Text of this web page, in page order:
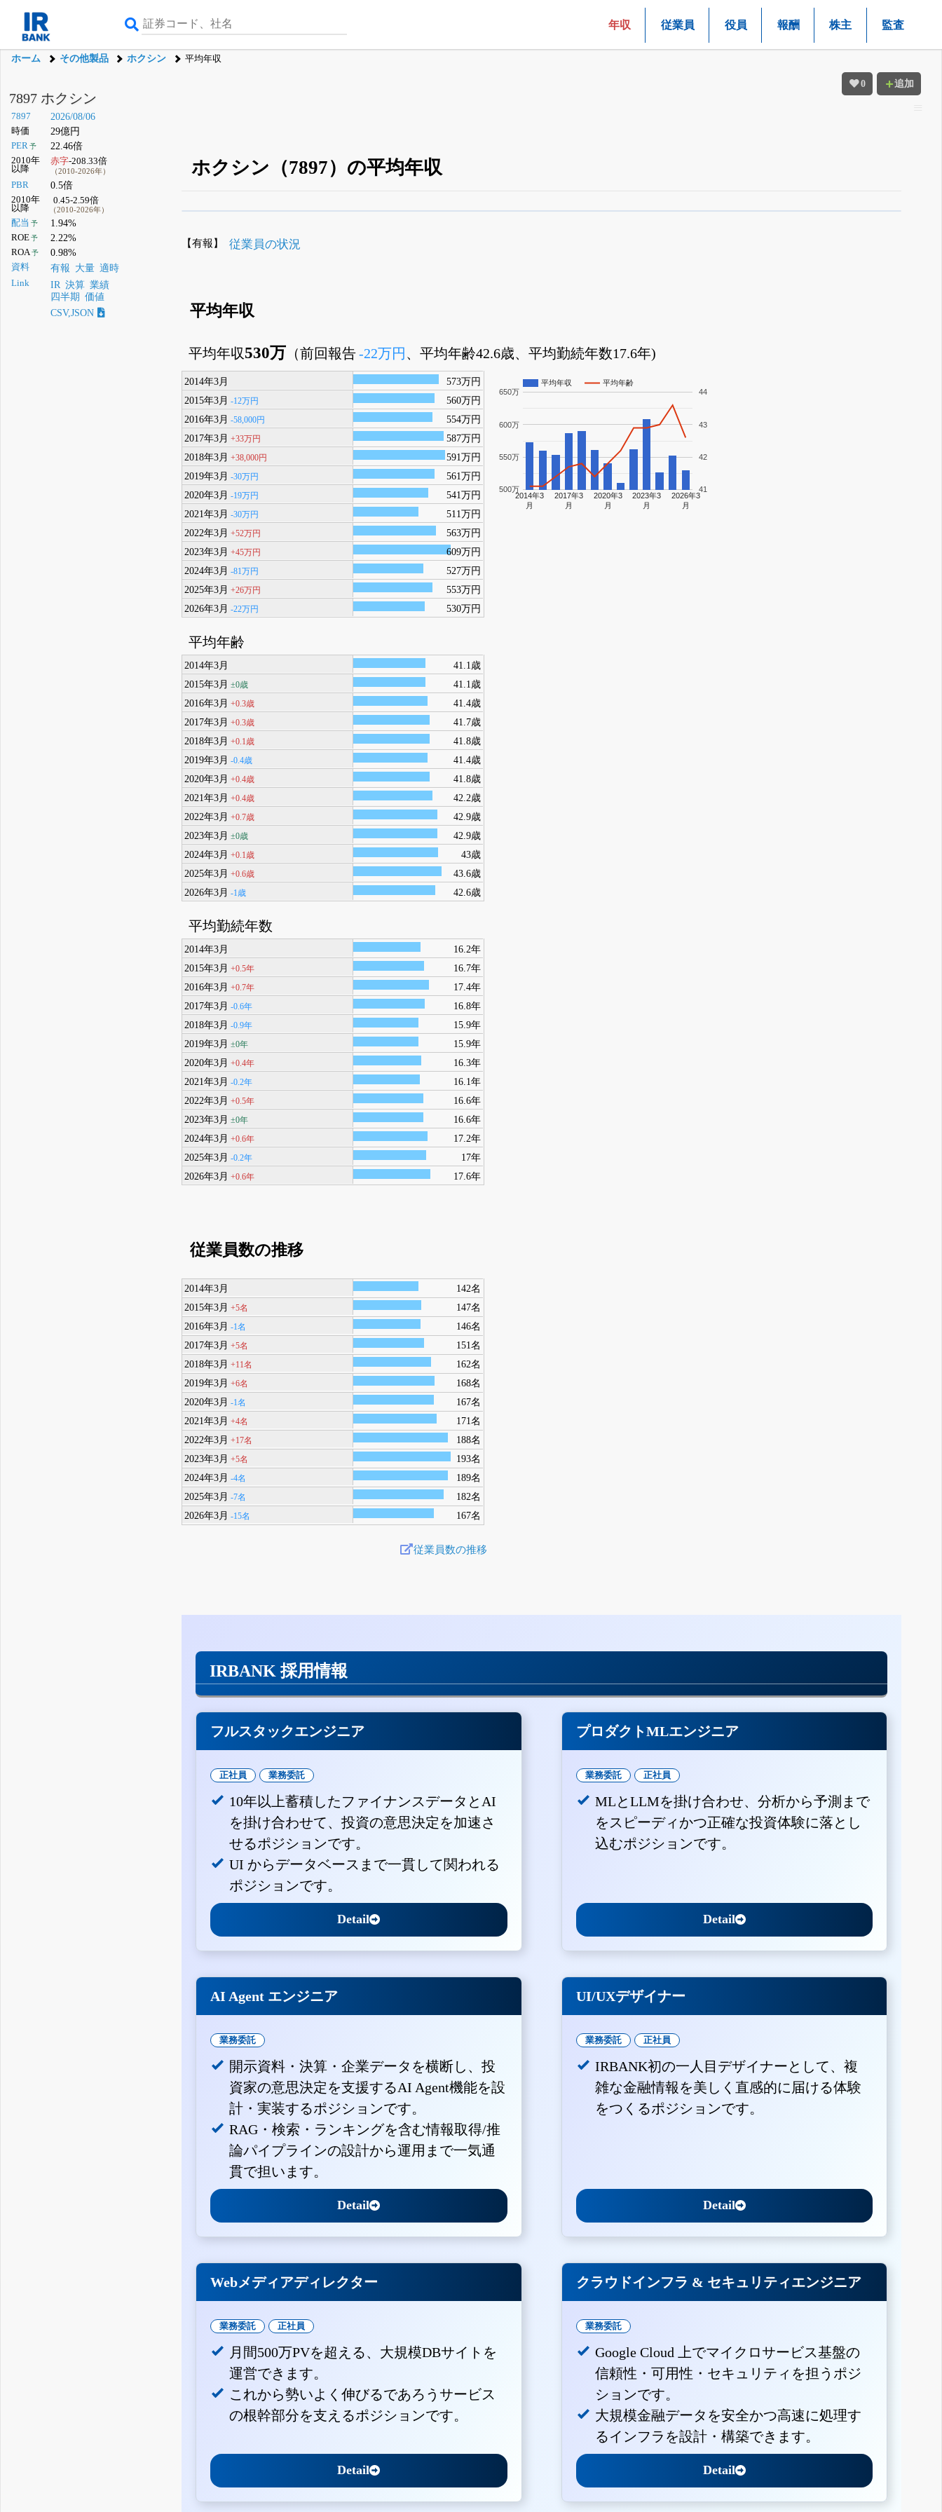
年収 従業員 役員 報酬 株主 監査
ホーム その他製品 ホクシン 平均年収
0 追加
7897 ホクシン
7897 2026/08/06
時価 29億円
PER予 22.46倍
2010年
以降
赤字-208.33倍
（2010-2026年）
PBR 0.5倍
2010年
以降
0.45-2.59倍
（2010-2026年）
配当 予 1.94%
ROE予 2.22%
ROA 予 0.98%
資料 有報 大量 適時
Link IR 決算 業績
四半期 価値
CSV,JSON
ホクシン（7897）の平均年収
無料でβ版をはじめる
【有報】 従業員の状況
平均年収
平均年収530万 （前回報告-22万円 、平均年齢42.6歳、平均勤続年数17.6年)
2014年3月
573万円
2015年3月-12万円
560万円
2016年3月-58,000円
554万円
2017年3月+33万円
587万円
2018年3月+38,000円
591万円
2019年3月-30万円
561万円
2020年3月-19万円
541万円
2021年3月-30万円
511万円
2022年3月+52万円
563万円
2023年3月+45万円
609万円
2024年3月-81万円
527万円
2025年3月+26万円
553万円
2026年3月-22万円 530万円
平均年齢
2014年3月
41.1歳
2015年3月±0歳
41.1歳
2016年3月+0.3歳
41.4歳
2017年3月+0.3歳
41.7歳
2018年3月+0.1歳
41.8歳
2019年3月-0.4歳
41.4歳
2020年3月+0.4歳
41.8歳
2021年3月+0.4歳
42.2歳
2022年3月+0.7歳
42.9歳
2023年3月±0歳
42.9歳
2024年3月+0.1歳
43歳
2025年3月+0.6歳
43.6歳
2026年3月-1歳 42.6歳
平均勤続年数
2014年3月
16.2年
2015年3月+0.5年
16.7年
2016年3月+0.7年
17.4年
2017年3月-0.6年
16.8年
2018年3月-0.9年
15.9年
2019年3月±0年
15.9年
2020年3月+0.4年
16.3年
2021年3月-0.2年
16.1年
2022年3月+0.5年
16.6年
2023年3月±0年
16.6年
2024年3月+0.6年
17.2年
2025年3月-0.2年
17年
2026年3月+0.6年 17.6年
平均年収 平均年齢
2014年3
月
2017年3
月
2020年3
月
2023年3
月
2026年3
月
500万
550万
600万
650万
41
42
43
44
従業員数の推移
2014年3月
142名
2015年3月+5名
147名
2016年3月-1名
146名
2017年3月+5名
151名
2018年3月+11名
162名
2019年3月+6名
168名
2020年3月-1名
167名
2021年3月+4名
171名
2022年3月+17名
188名
2023年3月+5名
193名
2024年3月-4名
189名
2025年3月-7名
182名
2026年3月-15名 167名
従業員数の推移
IRBANK 採用情報
フルスタックエンジニア
正社員 業務委託
10年以上蓄積したファイナンスデータとAI
を掛け合わせて、投資の意思決定を加速さ
せるポジションです。
UI からデータベースまで一貫して関われる
ポジションです。
Detail
プロダクトMLエンジニア
業務委託 正社員
MLとLLMを掛け合わせ、分析から予測まで
をスピーディかつ正確な投資体験に落とし
込むポジションです。
Detail
AI Agent エンジニア
業務委託
開示資料・決算・企業データを横断し、投
資家の意思決定を支援するAI Agent機能を設
計・実装するポジションです。
RAG・検索・ランキングを含む情報取得/推
論パイプラインの設計から運用まで一気通
貫で担います。
Detail
UI/UXデザイナー
業務委託 正社員
IRBANK初の一人目デザイナーとして、複
雑な金融情報を美しく直感的に届ける体験
をつくるポジションです。
Detail
Webメディアディレクター
業務委託 正社員
月間500万PVを超える、大規模DBサイトを
運営できます。
これから勢いよく伸びるであろうサービス
の根幹部分を支えるポジションです。
Detail
クラウドインフラ & セキュリティエンジニア
業務委託
Google Cloud 上でマイクロサービス基盤の
信頼性・可用性・セキュリティを担うポジ
ションです。
大規模金融データを安全かつ高速に処理す
るインフラを設計・構築できます。
Detail